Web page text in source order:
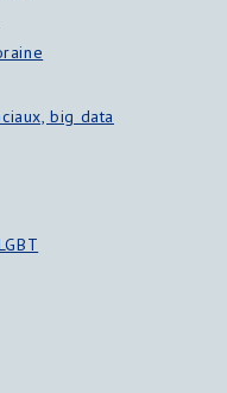
big data